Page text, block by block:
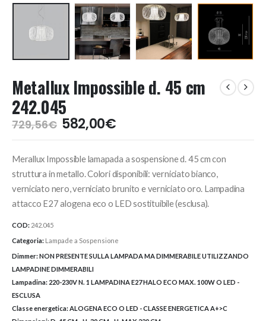
Metallux Impossible d. 45 cm
242.045
729,56€ Il
prezzo
era:
729,56€.
582,00€Il
prezzo
è:
582,00€.
Merallux Impossible lamapada a sospensione d. 45 cm con
struttura in metallo. Colori disponibili: verniciato bianco,
verniciato nero, verniciato brunito e verniciato oro. Lampadina
attacco E27 alogena eco o LED sostituibile (esclusa).
COD: 242.045
Categoria: Lampade a Sospensione
Dimmer:NON PRESENTE SULLA LAMPADA MA DIMMERABILE UTILIZZANDO
LAMPADINE DIMMERABILI
Lampadina: 220-230V N. 1 LAMPADINA E27 HALO ECO MAX. 100W O LED -
ESCLUSA
Classe energetica: ALOGENA ECO O LED - CLASSE ENERGETICA A+>C